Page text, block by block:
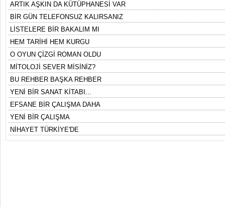
ARTIK AŞKIN DA KÜTÜPHANESİ VAR
BİR GÜN TELEFONSUZ KALIRSANIZ
LİSTELERE BİR BAKALIM MI
HEM TARİHİ HEM KURGU
O OYUN ÇİZGİ ROMAN OLDU
MİTOLOJİ SEVER MİSİNİZ?
BU REHBER BAŞKA REHBER
YENİ BİR SANAT KİTABI...
EFSANE BİR ÇALIŞMA DAHA
YENİ BİR ÇALIŞMA
NİHAYET TÜRKİYE'DE